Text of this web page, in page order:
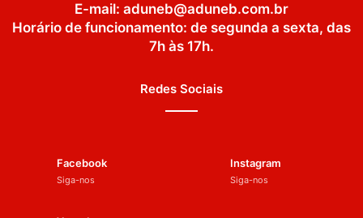
E-mail: aduneb@aduneb.com.br
Horário de funcionamento: de segunda a sexta, das
7h às 17h.
Redes Sociais
Facebook
Siga-nos
Instagram
Siga-nos